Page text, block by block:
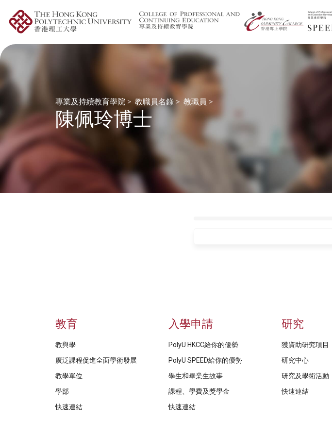
專業及持續教育學院 > 教職員名錄 > 教職員 >
陳佩玲博士
教育
教與學
廣泛課程促進全面學術發展
教學單位
學部
快速連結
入學申請
PolyU HKCC給你的優勢
PolyU SPEED給你的優勢
學生和畢業生故事
課程、學費及獎學金
快速連結
研究
獲資助研究項目
研究中心
研究及學術活動
快速連結